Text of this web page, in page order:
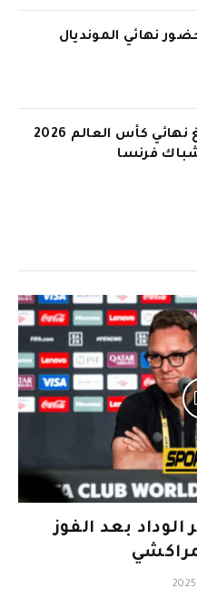
نهائي المونديال
إسبانيا تبلغ نهائي كأس العالم 2026
شباك فرنسا
بعد الفوز